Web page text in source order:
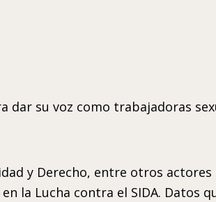
dar su voz como trabajadoras
y Derecho, entre otros actores
la Lucha contra el SIDA. Datos